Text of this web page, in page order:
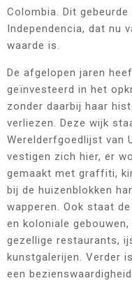
Colombia. Dit
Independencia, dat nu
waarde is.
De afgelopen jaren
geïnvesteerd in het
zonder daarbij haar
verliezen. Deze wijk
Werelderfgoedlijst van
vestigen zich hier, er
gemaakt met graffiti,
bij de huizenblokken
wapperen. Ook staat
en koloniale
gezellige restaurants,
kunstgalerijen. Verder
een